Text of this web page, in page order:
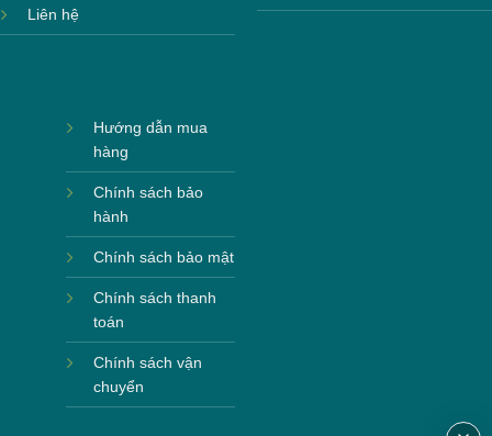
Liên hệ
Hướng dẫn mua
hàng
Chính sách bảo
hành
Chính sách bảo mật
Chính sách thanh
toán
Chính sách vận
chuyển